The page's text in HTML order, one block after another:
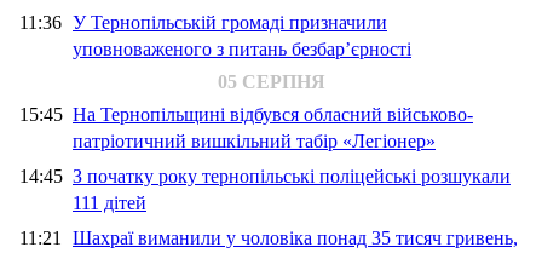
11:36 У Тернопільській громаді призначили
уповноваженого з питань безбар’єрності
05 СЕРПНЯ
15:45 На Тернопільщині відбувся обласний військово-
патріотичний вишкільний табір «Легіонер»
14:45 З початку року тернопільські поліцейські розшукали
111 дітей
11:21 Шахраї виманили у чоловіка понад 35 тисяч гривень,